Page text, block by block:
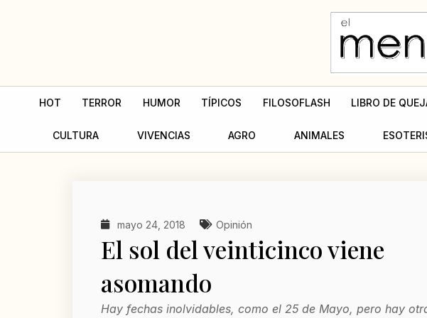
HOT TERROR HUMOR TÍPICOS FILOSOFLASH LIBRO DE
CULTURA VIVENCIAS AGRO ANIMALES
mayo 24, 2018 Opinión
El sol del veinticinco viene
asomando
Hay fechas inolvidables, como el 25 de Mayo, pero hay